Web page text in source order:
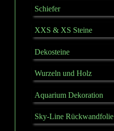
Schiefer
XXS & XS Steine
Dekosteine
Wurzeln und Holz
Aquarium Dekoration
Sky-Line Rückwandfolie